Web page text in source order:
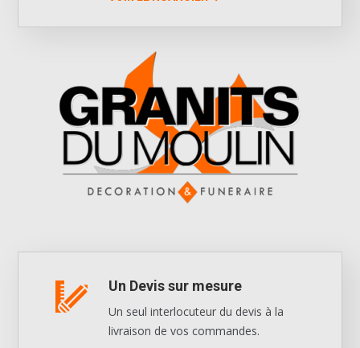
Un Devis sur mesure
Un seul interlocuteur du devis à la
livraison de vos commandes.